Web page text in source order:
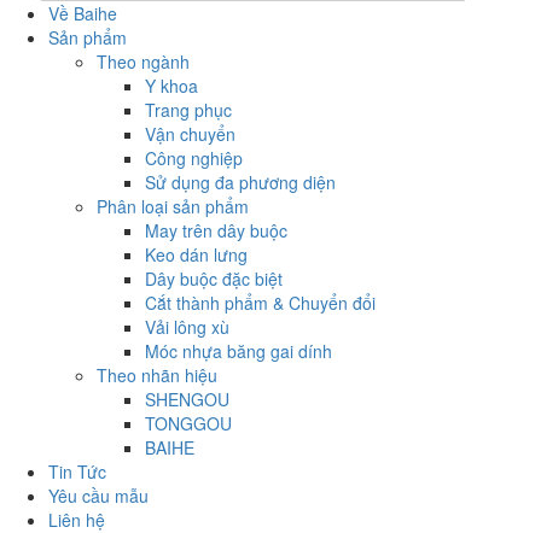
Về Baihe
Sản phẩm
Theo ngành
Y khoa
Trang phục
Vận chuyển
Công nghiệp
Sử dụng đa phương diện
Phân loại sản phẩm
May trên dây buộc
Keo dán lưng
Dây buộc đặc biệt
Cắt thành phẩm & Chuyển đổi
Vải lông xù
Móc nhựa băng gai dính
Theo nhãn hiệu
SHENGOU
TONGGOU
BAIHE
Tin Tức
Yêu cầu mẫu
Liên hệ